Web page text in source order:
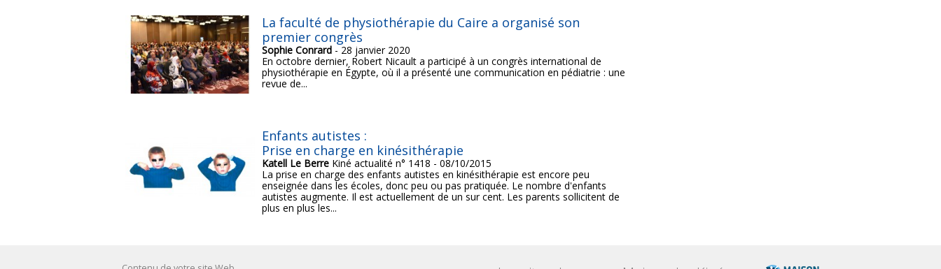
La faculté de physiothérapie du Caire a organisé son
premier congrès
Sophie Conrard- 28 janvier 2020
En octobre dernier, Robert Nicault a participé à un congrès international de
physiothérapie en Égypte, où il a présenté une communication en pédiatrie : une
revue de...
Enfants autistes :
Prise en charge en kinésithérapie
Katell Le BerreKiné actualité n° 1418 - 08/10/2015
La prise en charge des enfants autistes en kinésithérapie est encore peu
enseignée dans les écoles, donc peu ou pas pratiquée. Le nombre d'enfants
autistes augmente. Il est actuellement de un sur cent. Les parents sollicitent de
plus en plus les...